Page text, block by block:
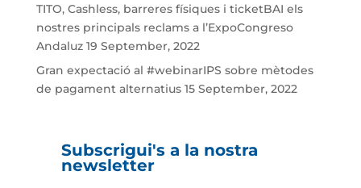
TITO, Cashless, barreres físiques i ticketBAI els
nostres principals reclams a l’ExpoCongreso
Andaluz 19 September, 2022
Gran expectació al #webinarIPS sobre mètodes
de pagament alternatius 15 September, 2022
Subscrigui's a la nostra
newsletter